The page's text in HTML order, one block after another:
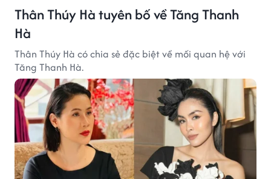
Thân Thúy Hà tuyên bố về Tăng Thanh
Hà
Thân Thúy Hà có chia sẻ đặc biệt về mối quan hệ với
Tăng Thanh Hà.